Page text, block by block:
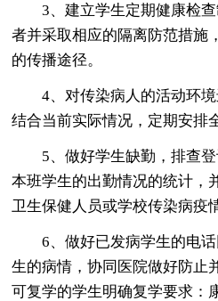
3、建立学生定期健康检
者并采取相应的隔离防范措施
的传播途径。
4、对传染病人的活动环
结合当前实际情况，定期安排
5、做好学生缺勤，排查
本班学生的出勤情况的统计，
卫生保健人员或学校传染病疫
6、做好已发病学生的电
生的病情，协同医院做好防止
可复学的学生明确复学要求：